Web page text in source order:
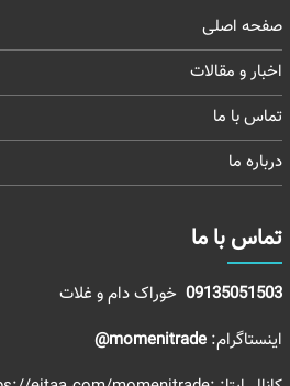
صفحه اصلی
اخبار و مقالات
تماس با ما
درباره ما
تماس با ما
09135051503خوراک دام و غلات
اینستاگرام: momenitrade@